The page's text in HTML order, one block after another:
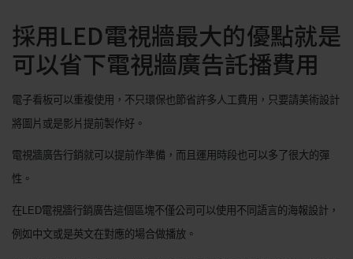
採用LED電視牆最大的優點就是
可以省下電視牆廣告託播費用
電子看板可以重複使用，不只環保也節省許多人工費用，只要請美術設計
將圖片或是影片提前製作好。
電視牆廣告行銷就可以提前作準備，而且運用時段也可以多了很大的彈
性。
在LED電視牆行銷廣告這個區塊不僅公司可以使用不同語言的海報設計，
例如中文或是英文在對應的場合做播放。